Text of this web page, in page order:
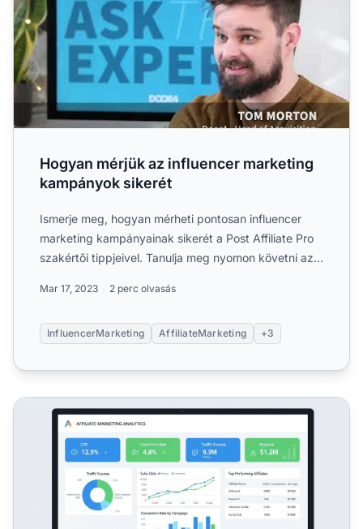
Hogyan mérjük az influencer marketing
kampányok sikerét
Ismerje meg, hogyan mérheti pontosan influencer
marketing kampányainak sikerét a Post Affiliate Pro
szakértői tippjeivel. Tanulja meg nyomon követni az
Mar 17, 2023 2 perc olvasás
InfluencerMarketing AffiliateMarketing +3
Milyen analitikákat érdemes nyomon követni az affiliate